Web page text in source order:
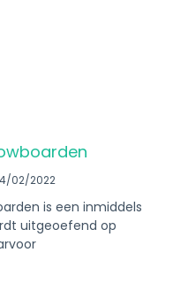
02/2022
is een inmiddels
uitgeoefend op